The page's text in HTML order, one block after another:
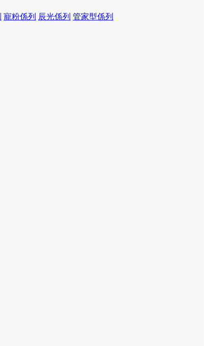
寵粉係列 辰光係列 管家型係列